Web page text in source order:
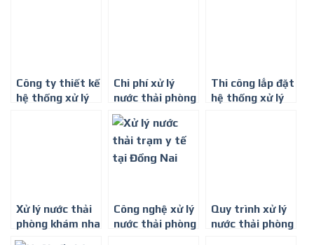
Công ty thiết kế
hệ thống xử lý
Chi phí xử lý
nước thải phòng
khám đa khoa ở
Tây Ninh
Thi công lắp đặt
hệ thống xử lý
Xử lý nước thải
phòng khám nha
khoa tại Bình
Công nghệ xử lý
nước thải phòng
Quy trình xử lý
nước thải phòng